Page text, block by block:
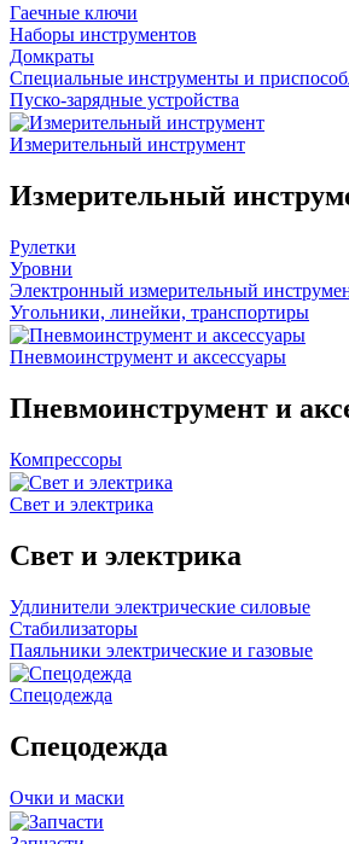
Гаечные ключи
Наборы инструментов
Домкраты
Специальные инструменты и
Пуско-зарядные устройства
Измерительный инструмент
Измерительный
Рулетки
Уровни
Электронный измерительный
Угольники, линейки, транспортиры
Пневмоинструмент и аксессуары
Пневмоинструмент и
Компрессоры
Свет и электрика
Свет и электрика
Удлинители электрические силовые
Стабилизаторы
Паяльники электрические и газовые
Спецодежда
Спецодежда
Очки и маски